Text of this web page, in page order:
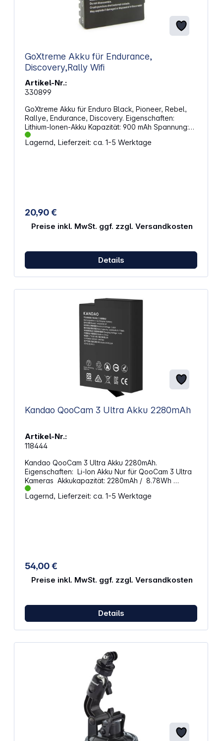
GoXtreme Akku für Endurance,
Discovery,Rally Wifi
Artikel-Nr.:
330899
GoXtreme Akku für Enduro Black, Pioneer, Rebel,
Rallye, Endurance, Discovery. Eigenschaften:
Lithium-Ionen-Akku Kapazität: 900 mAh Spannung:
3,7 V 3,33 Wh Kompatibel mit GoXtreme Action-
Cams: Enduro Black Pioneer Rebel / Rebel + Rallye
Lagernd, Lieferzeit: ca. 1-5 Werktage
20,90 €
Preise inkl. MwSt. ggf. zzgl. Versandkosten
Details
Kandao QooCam 3 Ultra Akku 2280mAh
Artikel-Nr.:
118444
Kandao QooCam 3 Ultra Akku 2280mAh.
Eigenschaften: Li-Ion Akku Nur für QooCam 3 Ultra
Kameras Akkukapazität: 2280mAh / 8.78Wh
Lagernd, Lieferzeit: ca. 1-5 Werktage
54,00 €
Preise inkl. MwSt. ggf. zzgl. Versandkosten
Details